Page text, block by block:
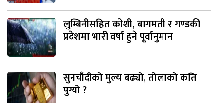
लुम्बिनीसहित कोशी, बागमती र गण्डकी
प्रदेशमा भारी वर्षा हुने पूर्वानुमान
सुनचाँदीको मुल्य बढ्यो, तोलाको कति
पुग्यो ?